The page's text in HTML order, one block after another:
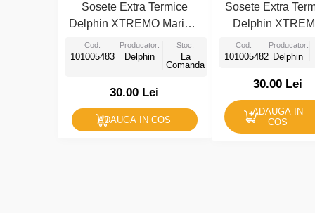
Sosete Extra Termice
Delphin XTREMO Marime
47-50
Cod:
101005483
Producator:
Delphin
Stoc:
La
Comanda
30.00 Lei
ADAUGA IN COS
Sosete Extra
Delphin
Marime 41-46
Cod:
101005482
Producator:
Delphin
30.00 Lei
ADAUGA IN
COS